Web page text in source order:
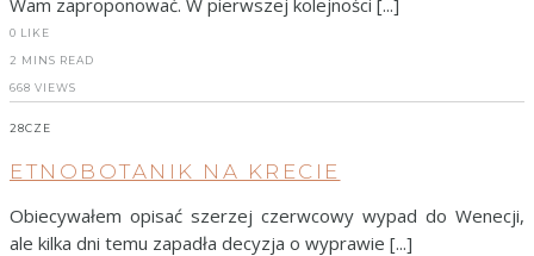
0 LIKE
2 MINS READ
668 VIEWS
28CZE
ETNOBOTANIK NA KRECIE
Obiecywałem opisać szerzej czerwcowy wypad do Wenecji,
ale kilka dni temu zapadła decyzja o wyprawie [...]